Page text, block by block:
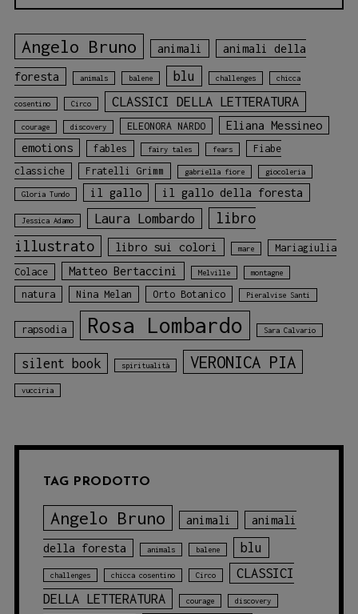
Angelo Bruno animali animali della
foresta animals balene blu challenges chicca
cosentino Circo CLASSICI DELLA LETTERATURA
courage discovery ELEONORA NARDO
Eliana Messineo
emotions
fables fairy tales fears
Fiabe
classiche
Fratelli Grimm gabriella fiore giocoleria
Gloria Tundo il gallo il gallo della foresta
Jessica Adamo Laura Lombardo
libro
illustrato
libro sui colori mare
Mariagiulia
Colace
Matteo Bertaccini Melville montagne
natura Nina Melan Orto Botanico Pieralvise Santi
rapsodia Rosa Lombardo Sara Calvario
silent book spiritualità VERONICA PIA
vucciria
TAG PRODOTTO
Angelo Bruno animali animali
della foresta animals balene blu
challenges chicca cosentino Circo
CLASSICI
DELLA LETTERATURA
courage discovery